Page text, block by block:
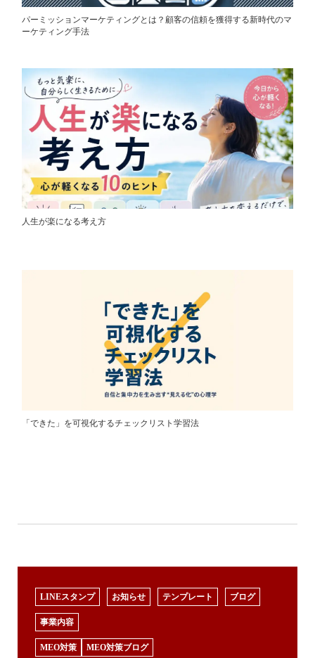
パーミッションマーケティングとは？顧客の信頼を獲得する新時代のマ
ーケティング手法
人生が楽になる考え方
「できた」を可視化するチェックリスト学習法
LINEスタンプ お知らせ テンプレート ブログ
事業内容
MEO対策 MEO対策ブログ